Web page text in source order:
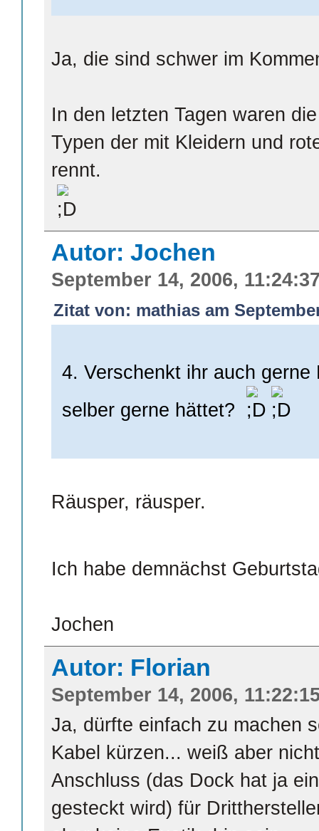
Ja, die sind schwer im
In den letzten Tagen waren
Typen der mit Kleidern und
rennt.
Autor: Jochen
September 14, 2006,
Zitat von: mathias am
4. Verschenkt ihr auch
selber gerne hättet?
Räusper, räusper.
Ich habe demnächst
Jochen
Autor: Florian
September 14, 2006,
Ja, dürfte einfach zu machen
Kabel kürzen... weiß aber
Anschluss (das Dock hat ja
gesteckt wird) für